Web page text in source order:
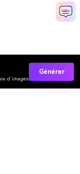
d’images
Générer